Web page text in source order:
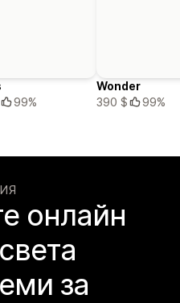
99%
Wonder
390 $
99%
онлайн
за